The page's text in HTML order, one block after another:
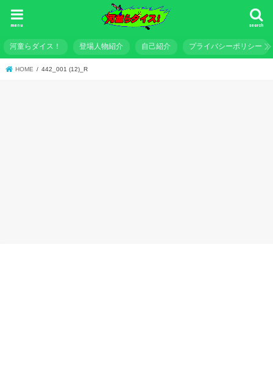
search
menu
河童らダイス！ 登場人物紹介 自己紹介 プライバシーポリシー
HOME 442_001 (12)_R